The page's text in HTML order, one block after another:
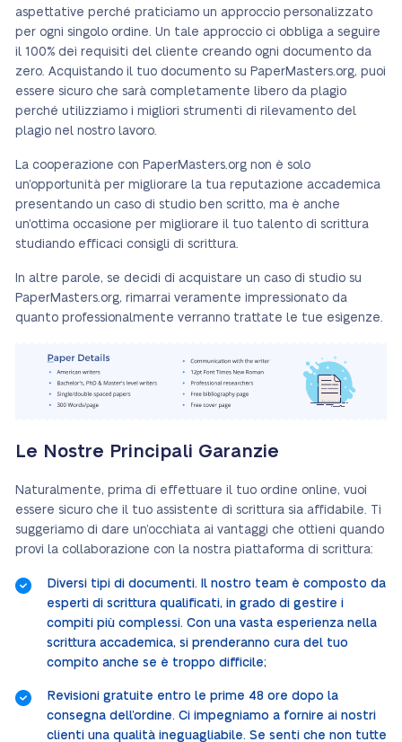
aspettative perché praticiamo un approccio personalizzato
per ogni singolo ordine. Un tale approccio ci obbliga a seguire
il 100% dei requisiti del cliente creando ogni documento da
zero. Acquistando il tuo documento su PaperMasters.org, puoi
essere sicuro che sarà completamente libero da plagio
perché utilizziamo i migliori strumenti di rilevamento del
plagio nel nostro lavoro.
La cooperazione con PaperMasters.org non è solo
un’opportunità per migliorare la tua reputazione accademica
presentando un caso di studio ben scritto, ma è anche
un’ottima occasione per migliorare il tuo talento di scrittura
studiando efficaci consigli di scrittura.
In altre parole, se decidi di acquistare un caso di studio su
PaperMasters.org, rimarrai veramente impressionato da
quanto professionalmente verranno trattate le tue esigenze.
Le Nostre Principali Garanzie
Naturalmente, prima di effettuare il tuo ordine online, vuoi
essere sicuro che il tuo assistente di scrittura sia affidabile. Ti
suggeriamo di dare un’occhiata ai vantaggi che ottieni quando
provi la collaborazione con la nostra piattaforma di scrittura:
Diversi tipi di documenti. Il nostro team è composto da
esperti di scrittura qualificati, in grado di gestire i
compiti più complessi. Con una vasta esperienza nella
scrittura accademica, si prenderanno cura del tuo
compito anche se è troppo difficile;
Revisioni gratuite entro le prime 48 ore dopo la
consegna dell’ordine. Ci impegniamo a fornire ai nostri
clienti una qualità ineguagliabile. Se senti che non tutte